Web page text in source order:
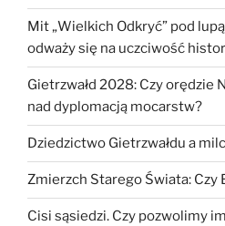
Mit „Wielkich Odkryć” pod
odważy się na uczciwość
Gietrzwałd 2028: Czy orędzie
nad dyplomacją mocarstw?
Dziedzictwo Gietrzwałdu a
Zmierzch Starego Świata: Czy
Cisi sąsiedzi. Czy pozwolimy